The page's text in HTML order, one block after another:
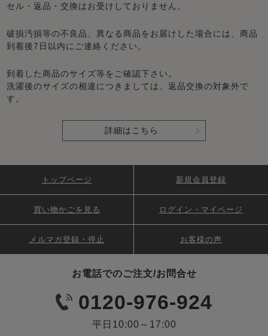
セル・返品・交換はお受けしておりません。
破損汚損等の不良品、異なる商品をお届けした場合には、商品
到着後7日以内にご連絡ください。
到着した商品のサイズ等をご確認下さい。
洗濯後のサイズの相違につきましては、返品交換の対象外で
す。
詳細はこちら
お電話でのご注文/お問合せ
0120-976-924
平日10:00～17:00
トップページ 新規会員登録
買い物かごを見る ログイン・マイページ
メルマガ登録・停止 お客様の声